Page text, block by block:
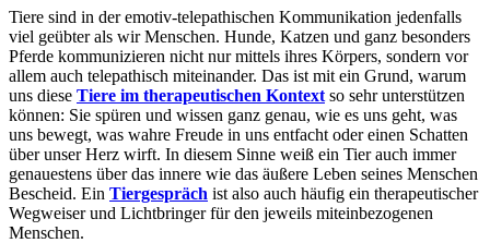
Tiere sind in der emotiv-telepathischen Kommunikation jedenfalls
viel geübter als wir Menschen. Hunde, Katzen und ganz besonders
Pferde kommunizieren nicht nur mittels ihres Körpers, sondern vor
allem auch telepathisch miteinander. Das ist mit ein Grund, warum
uns diese Tiere im therapeutischen Kontext so sehr unterstützen
können: Sie spüren und wissen ganz genau, wie es uns geht, was
uns bewegt, was wahre Freude in uns entfacht oder einen Schatten
über unser Herz wirft. In diesem Sinne weiß ein Tier auch immer
genauestens über das innere wie das äußere Leben seines Menschen
Bescheid. Ein Tiergespräch ist also auch häufig ein therapeutischer
Wegweiser und Lichtbringer für den jeweils miteinbezogenen
Menschen.